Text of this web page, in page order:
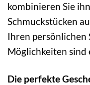
kombinieren Sie
Schmuckstücken
Ihren
Möglichkeiten sind
Die perfekte